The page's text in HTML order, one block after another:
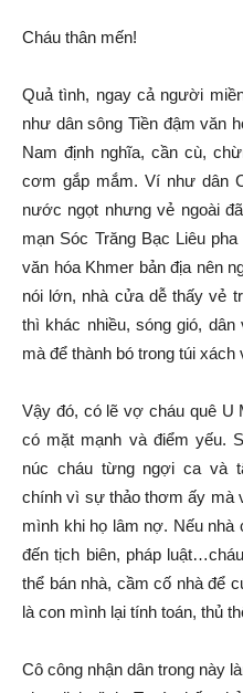
Cháu thân mến!
Quả tình, ngay cả người
như dân sông Tiền đậm văn
Nam định nghĩa, cần cù,
cơm gắp mắm. Ví như dân
nước ngọt nhưng vẻ ngoài
mạn Sóc Trăng Bạc Liêu
văn hóa Khmer bản địa nên
nói lớn, nhà cửa dễ thấy vẻ
thì khác nhiều, sóng gió,
mà để thành bó trong túi
Vậy đó, có lẽ vợ cháu quê U
có mặt mạnh và điểm yếu.
núc cháu từng ngợi ca và
chính vì sự thảo thơm ấy mà
mình khi họ lâm nợ. Nếu nhà
đến tịch biên, pháp
thể bán nhà, cầm cố nhà để
là con mình lại tính toán, thủ
Cô công nhận dân trong này